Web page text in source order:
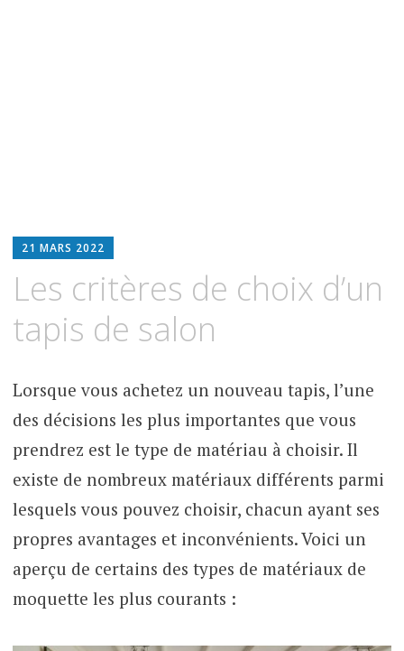
21 MARS 2022
Les critères de choix d’un
tapis de salon
Lorsque vous achetez un nouveau tapis, l’une
des décisions les plus importantes que vous
prendrez est le type de matériau à choisir. Il
existe de nombreux matériaux différents parmi
lesquels vous pouvez choisir, chacun ayant ses
propres avantages et inconvénients. Voici un
aperçu de certains des types de matériaux de
moquette les plus courants :